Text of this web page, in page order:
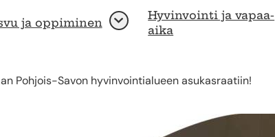
ja oppiminen Avaa
Hyvinvointi ja vapaa-
aika
Pohjois-Savon hyvinvointialueen asukasraatiin!